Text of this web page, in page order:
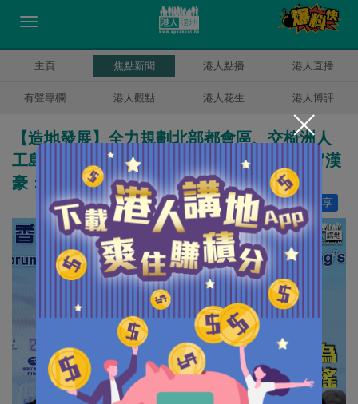
主頁 焦點新聞 港人點播 港人直播
有聲專欄 港人觀點 港人花生 港人博評
【造地發展】全力規劃北部都會區、交椅洲人
工島 陳茂波：絕不受短期市場波動所動搖 甯漢
豪：改善生活就不能一成不變
分享
讚好 6